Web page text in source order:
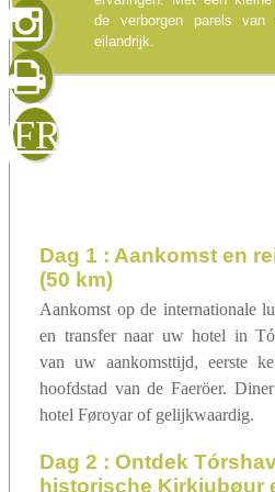
FR
gelezen
sluiten
de verborgen parels van
eilandrijk.
dag 1 : Aankomst en reis naar Tórshavn
(50 km)
Aankomst op de internationale
en transfer naar uw hotel in
van uw aankomsttijd, eerste
hoofdstad van de Faeröer.
hotel Føroyar of gelijkwaardig.
dag 2 : Ontdek Tórshavn, het
historische Kirkjubøur